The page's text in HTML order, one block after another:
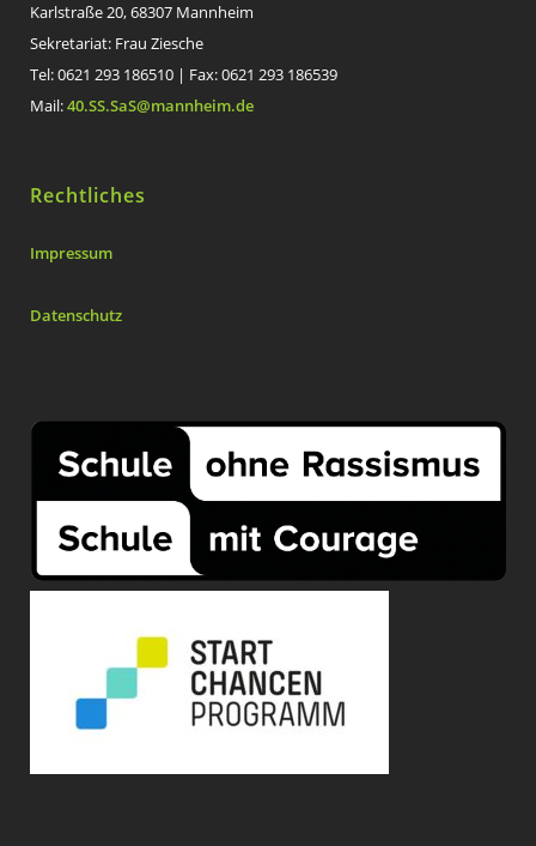
Karlstraße 20, 68307 Mannheim
Sekretariat: Frau Ziesche
Tel: 0621 293 186510 | Fax: 0621 293 186539
Mail:40.SS.SaS@mannheim.de
Rechtliches
Impressum
Datenschutz